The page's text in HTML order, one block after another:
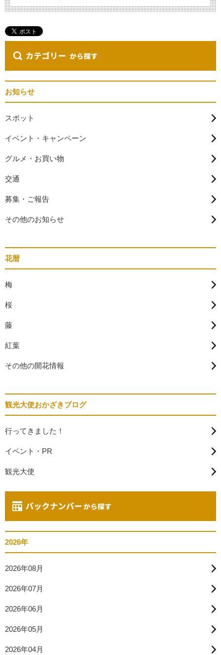
お知らせ
スポット
イベント・キャンペーン
グルメ・お買い物
交通
募集・ご報告
その他のお知らせ
花暦
梅
桜
藤
紅葉
その他の開花情報
観光大使おかざきブログ
行ってきました！
イベント・PR
観光大使
2026年
2026年08月
2026年07月
2026年06月
2026年05月
2026年04月